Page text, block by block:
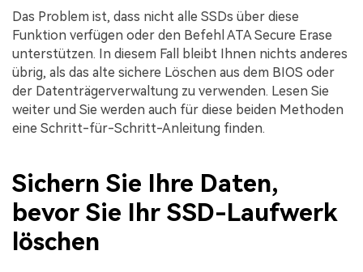
Das Problem ist, dass nicht alle SSDs über diese
Funktion verfügen oder den Befehl ATA Secure Erase
unterstützen. In diesem Fall bleibt Ihnen nichts anderes
übrig, als das alte sichere Löschen aus dem BIOS oder
der Datenträgerverwaltung zu verwenden. Lesen Sie
weiter und Sie werden auch für diese beiden Methoden
eine Schritt-für-Schritt-Anleitung finden.
Sichern Sie Ihre Daten,
bevor Sie Ihr SSD-Laufwerk
löschen